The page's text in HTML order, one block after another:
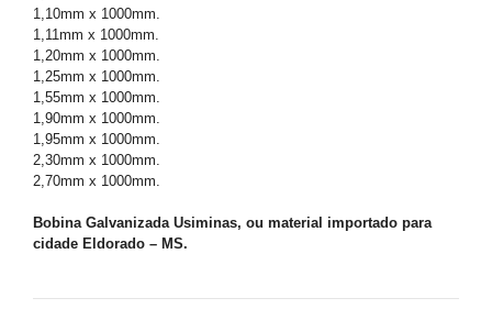
1,10mm x 1000mm.
1,11mm x 1000mm.
1,20mm x 1000mm.
1,25mm x 1000mm.
1,55mm x 1000mm.
1,90mm x 1000mm.
1,95mm x 1000mm.
2,30mm x 1000mm.
2,70mm x 1000mm.
Bobina Galvanizada Usiminas, ou material importado para
cidade Eldorado – MS.